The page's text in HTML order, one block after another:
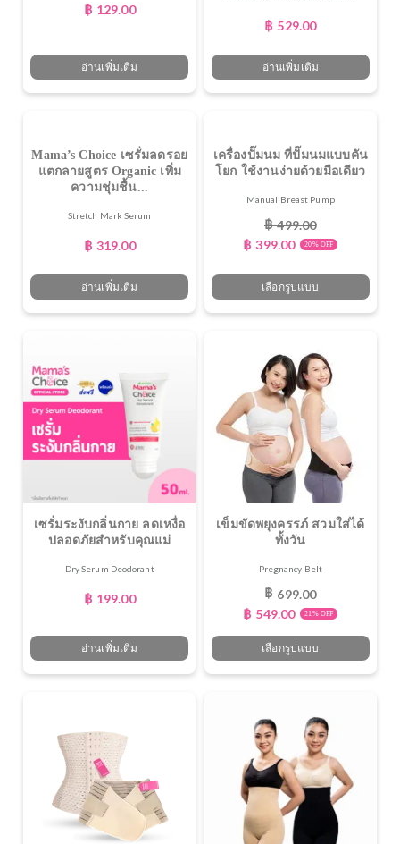
฿ 129.00
อ่านเพิ่มเติม
฿ 529.00
อ่านเพิ่มเติม
Mama’s Choice เซรั่มลดรอย
แตกลายสูตร Organic เพิ่ม
ความชุ่มชื้น...
Stretch Mark Serum
฿ 319.00
อ่านเพิ่มเติม
เครื่องปั๊มนม ที่ปั๊มนมแบบคัน
โยก ใช้งานง่ายด้วยมือเดียว
Manual Breast Pump
฿ 499.00
฿ 399.00 20% OFF
เลือกรูปแบบ
เซรั่มระงับกลิ่นกาย ลดเหงื่อ
ปลอดภัยสำหรับคุณแม่
Dry Serum Deodorant
฿ 199.00
อ่านเพิ่มเติม
เข็มขัดพยุงครรภ์ สวมใส่ได้
ทั้งวัน
Pregnancy Belt
฿ 699.00
฿ 549.00 21% OFF
เลือกรูปแบบ